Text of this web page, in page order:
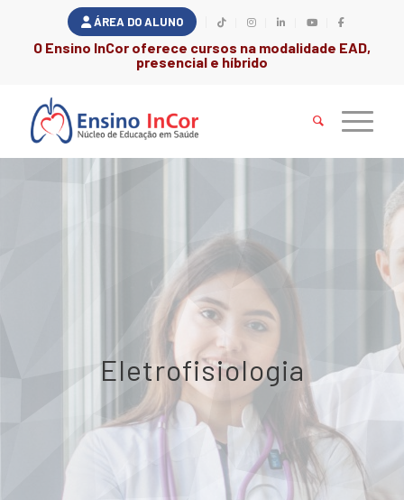
ÁREA DO ALUNO
O Ensino InCor oferece cursos na modalidade EAD,
presencial e híbrido
Eletrofisiologia